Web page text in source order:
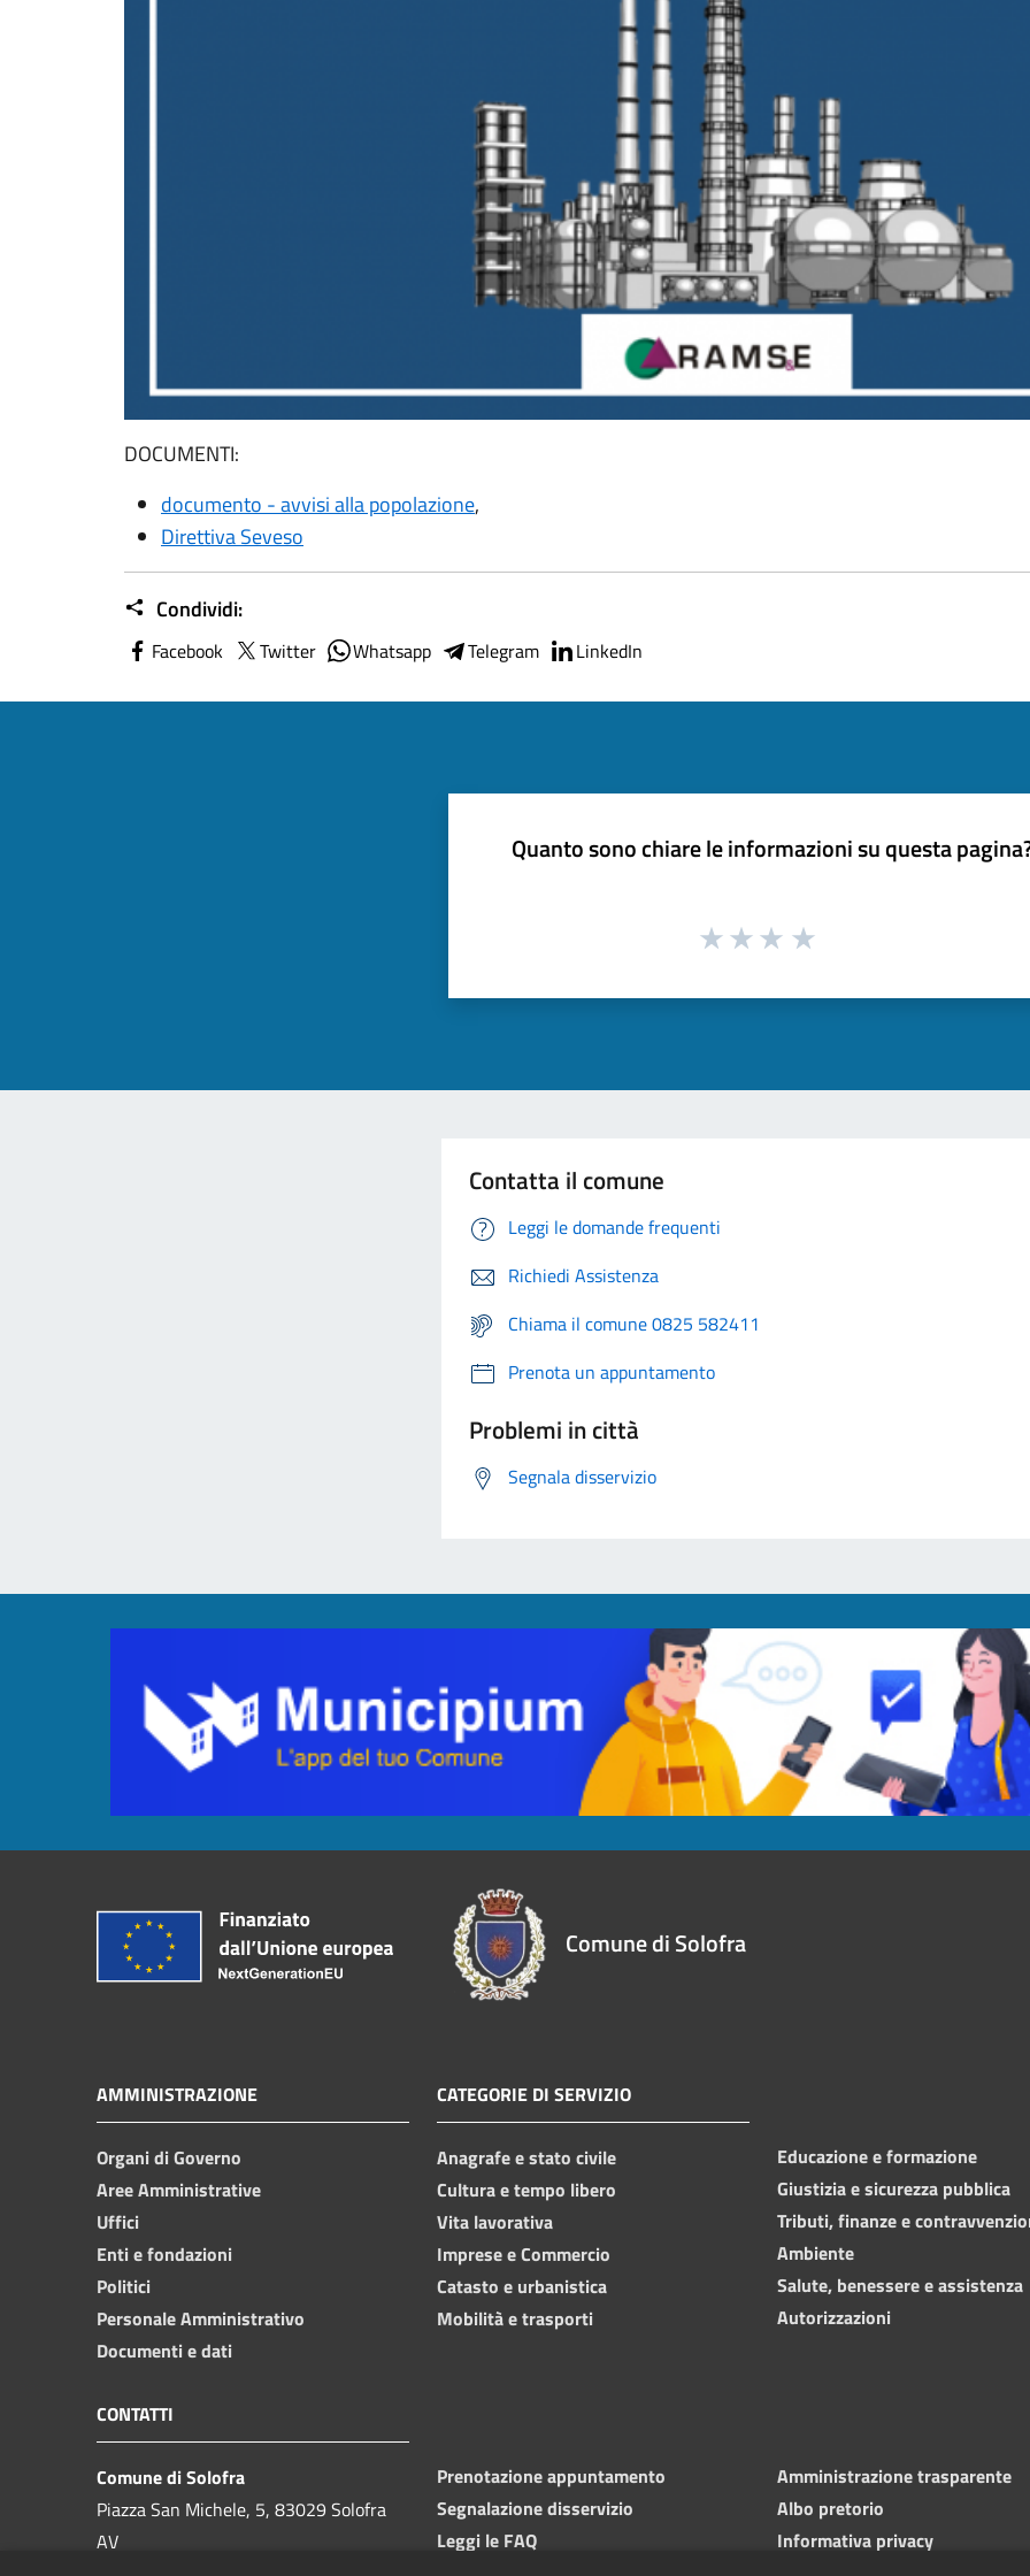
DOCUMENTI:
documento - avvisi alla popolazione,
Direttiva Seveso
Condividi:
Facebook Twitter Whatsapp Telegram LinkedIn
Quanto sono chiare le informazioni su questa
Contatta il comune
Leggi le domande frequenti
Richiedi Assistenza
Chiama il comune 0825 582411
Prenota un appuntamento
Problemi in città
Segnala disservizio
Comune di Solofra
AMMINISTRAZIONE
Organi di Governo
Aree Amministrative
Uffici
Enti e fondazioni
Politici
Personale Amministrativo
Documenti e dati
CATEGORIE DI SERVIZIO
Anagrafe e stato civile
Cultura e tempo libero
Vita lavorativa
Imprese e Commercio
Catasto e urbanistica
Mobilità e trasporti
Educazione e formazione
Giustizia e sicurezza pubblica
Tributi, finanze e
Ambiente
Salute, benessere e assistenza
Autorizzazioni
CONTATTI
Comune di Solofra
Piazza San Michele, 5, 83029 Solofra
AV
Prenotazione appuntamento
Segnalazione disservizio
Leggi le FAQ
Amministrazione trasparente
Albo pretorio
Informativa privacy